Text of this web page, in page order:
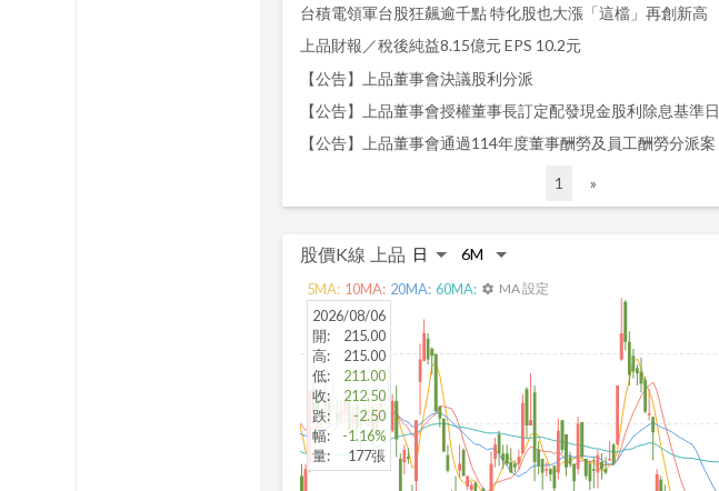
台積電領軍台股狂飆逾千點 特化股也大漲「這檔」再創新高
上品財報／稅後純益8.15億元 EPS 10.2元
【公告】上品董事會決議股利分派
【公告】上品董事會授權董事長訂定配發現金股利除息基準日
【公告】上品董事會通過114年度董事酬勞及員工酬勞分派案
1 »
股價K線 上品
2026/08/06
開:
215.00
高:
215.00
低:
211.00
收:
212.50
跌:
-2.50
幅:
-1.16%
量: 177張
5MA: 10MA: 20MA: 60MA: settings MA 設定